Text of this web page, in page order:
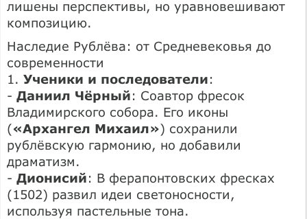
лишены перспективы, но уравновешивают
композицию.
Наследие Рублёва: от Средневековья до
современности
1. Ученики и последователи:
- Даниил Чёрный: Соавтор фресок
Владимирского собора. Его иконы
(«Архангел Михаил») сохранили
рублёвскую гармонию, но добавили
драматизм.
- Дионисий: В ферапонтовских фресках
(1502) развил идеи светоносности,
используя пастельные тона.